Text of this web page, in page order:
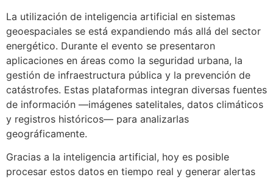
La utilización de inteligencia artificial en sistemas
geoespaciales se está expandiendo más allá del sector
energético. Durante el evento se presentaron
aplicaciones en áreas como la seguridad urbana, la
gestión de infraestructura pública y la prevención de
catástrofes. Estas plataformas integran diversas fuentes
de información —imágenes satelitales, datos climáticos
y registros históricos— para analizarlas
geográficamente.
Gracias a la inteligencia artificial, hoy es posible
procesar estos datos en tiempo real y generar alertas